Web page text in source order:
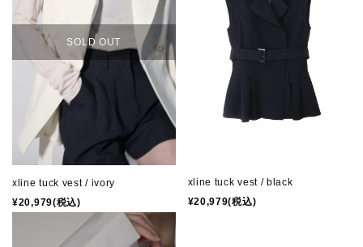
SOLD OUT
xline tuck vest / ivory
¥20,979(税込)
xline tuck vest / black
¥20,979(税込)